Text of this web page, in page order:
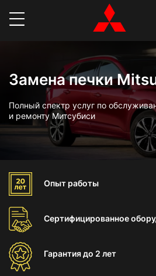
Замена печки
Полный спектр услуг по
и ремонту Митсубиси
Опыт работы
Сертифицированное
Гарантиядо 2 лет